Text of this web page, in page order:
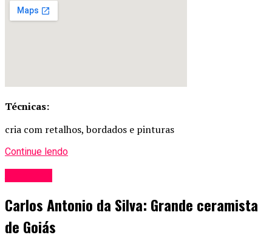
Técnicas:
cria com retalhos, bordados e pinturas
Continue lendo
Carlos Antonio da Silva: Grande ceramista
de Goiás